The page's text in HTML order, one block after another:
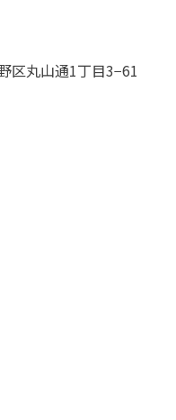
区丸山通1丁目3−61